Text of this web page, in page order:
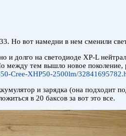
Но вот намедни в нем сменили
и долго на светодиоде XP-L
между тем вышло новое
Cree-XHP50-2500lm/
и зарядка (она подходит
в 20 баксов за вот это все.